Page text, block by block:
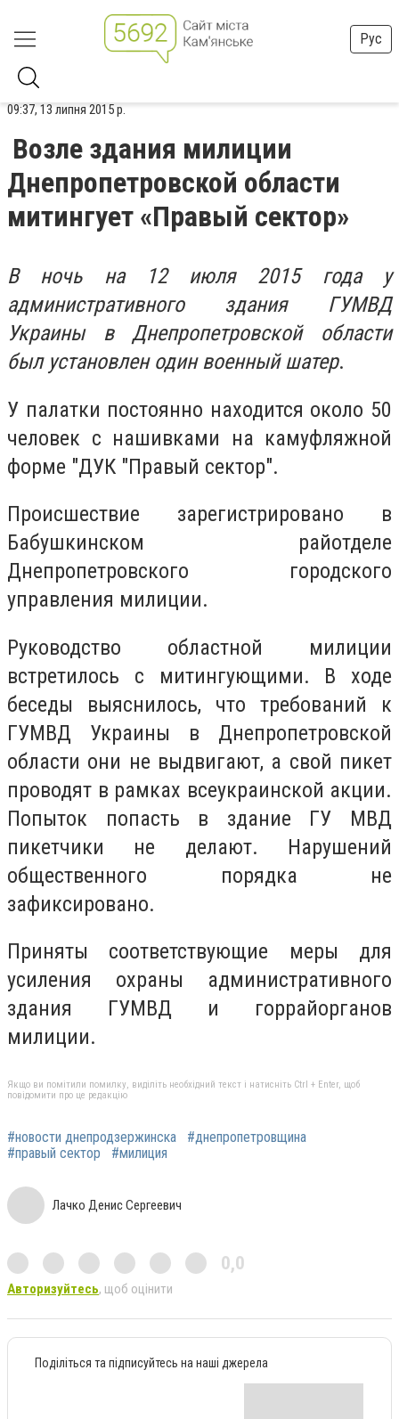
Рус
09:37, 13 липня 2015 р.
Возле здания милиции
Днепропетровской области
митингует «Правый сектор»
В ночь на 12 июля 2015 года у
административного здания ГУМВД
Украины в Днепропетровской области
был установлен один военный шатер.
У палатки постоянно находится около 50
человек с нашивками на камуфляжной
форме "ДУК "Правый сектор".
Происшествие зарегистрировано в
Бабушкинском райотделе
Днепропетровского городского
управления милиции.
Руководство областной милиции
встретилось с митингующими. В ходе
беседы выяснилось, что требований к
ГУМВД Украины в Днепропетровской
области они не выдвигают, а свой пикет
проводят в рамках всеукраинской акции.
Попыток попасть в здание ГУ МВД
пикетчики не делают. Нарушений
общественного порядка не
зафиксировано.
Приняты соответствующие меры для
усиления охраны административного
здания ГУМВД и горрайорганов
милиции.
Якщо ви помітили помилку, виділіть необхідний текст і натисніть Ctrl + Enter, щоб
повідомити про це редакцію
#новости днепродзержинска
#днепропетровщина
#правый сектор
#милиция
Лачко Денис Сергеевич
0,0
Авторизуйтесь, щоб оцінити
Поділіться та підписуйтесь на наші джерела